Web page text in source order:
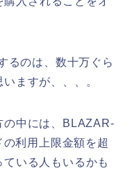
るのは、数十万ぐら
ますが、、、。
の中には、BLAZAR-
利用上限金額を超
いる人もいるかも